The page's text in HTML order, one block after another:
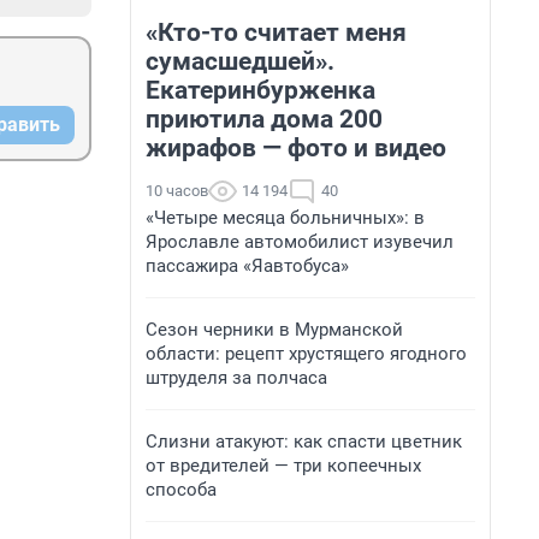
«Кто-то считает меня
сумасшедшей».
Екатеринбурженка
приютила дома 200
жирафов — фото и видео
10 часов 14 194 40
«Четыре месяца больничных»: в
Ярославле автомобилист изувечил
пассажира «Яавтобуса»
Сезон черники в Мурманской
области: рецепт хрустящего ягодного
штруделя за полчаса
Слизни атакуют: как спасти цветник
от вредителей — три копеечных
способа